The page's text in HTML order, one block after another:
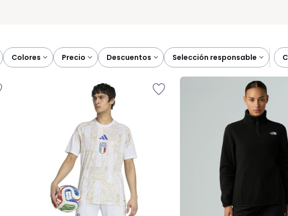
colores precio descuentos selección responsable